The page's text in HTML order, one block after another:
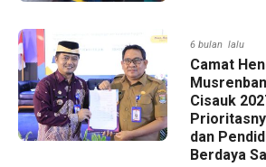
6 bulan lalu
Camat
Cisauk
dan
Berdaya